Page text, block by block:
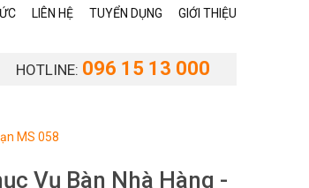
LIÊN HỆ TUYỂN DỤNG GIỚI THIỆU
HOTLINE: 096 15 13 000
MS 058
Vụ Bàn Nhà Hàng -